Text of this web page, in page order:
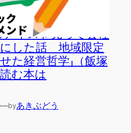
アイスを売って会社
した話 地域限定
た経営哲学」（飯塚
む本は
—byあきぶどう